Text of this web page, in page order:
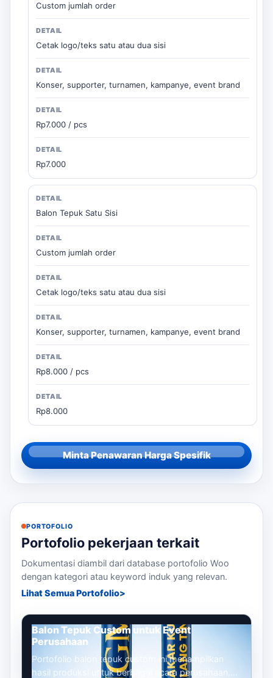
Custom jumlah order
Cetak logo/teks satu atau dua sisi
Konser, supporter, turnamen, kampanye, event brand
Rp7.000 / pcs
Rp7.000
Balon Tepuk Satu Sisi
Custom jumlah order
Cetak logo/teks satu atau dua sisi
Konser, supporter, turnamen, kampanye, event brand
Rp8.000 / pcs
Rp8.000
Minta Penawaran Harga Spesifik
PORTOFOLIO
Portofolio pekerjaan terkait
Dokumentasi diambil dari database portofolio Woo
dengan kategori atau keyword induk yang relevan.
Lihat Semua Portofolio
Balon Tepuk Custom untuk Event
Perusahaan
Portofolio balon tepuk custom ini menampilkan
hasil produksi untuk berbagai acara perusahaan,